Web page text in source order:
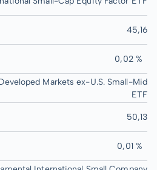
45,16
0,02 %
Markets ex-U.S. Small-Mid
ETF
50,13
0,01 %